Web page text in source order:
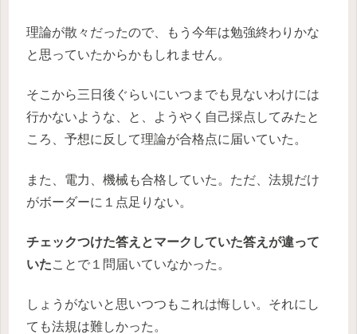
理論が散々だったので、もう今年は勉強終わりかな
と思っていたからかもしれません。
そこから三日後ぐらいにいつまでも見ないわけには
行かないような、と、ようやく自己採点してみたと
ころ、予想に反して理論が合格点に届いていた。
また、電力、機械も合格していた。ただ、法規だけ
がボーダーに１点足りない。
チェックつけた答えとマークしていた答えが違って
いたことで１問届いていなかった。
しょうがないと思いつつもこれは悔しい。それにし
ても法規は難しかった。